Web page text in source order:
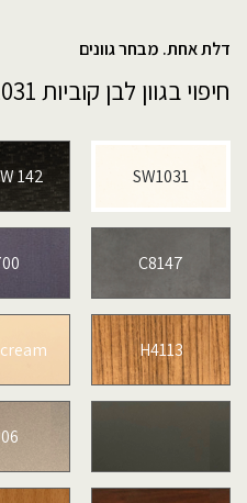
SW1031
142
C8147
H4113
דלת אחת. מבחר גוונים
חיפוי בגוון לבן קוביות SW1031